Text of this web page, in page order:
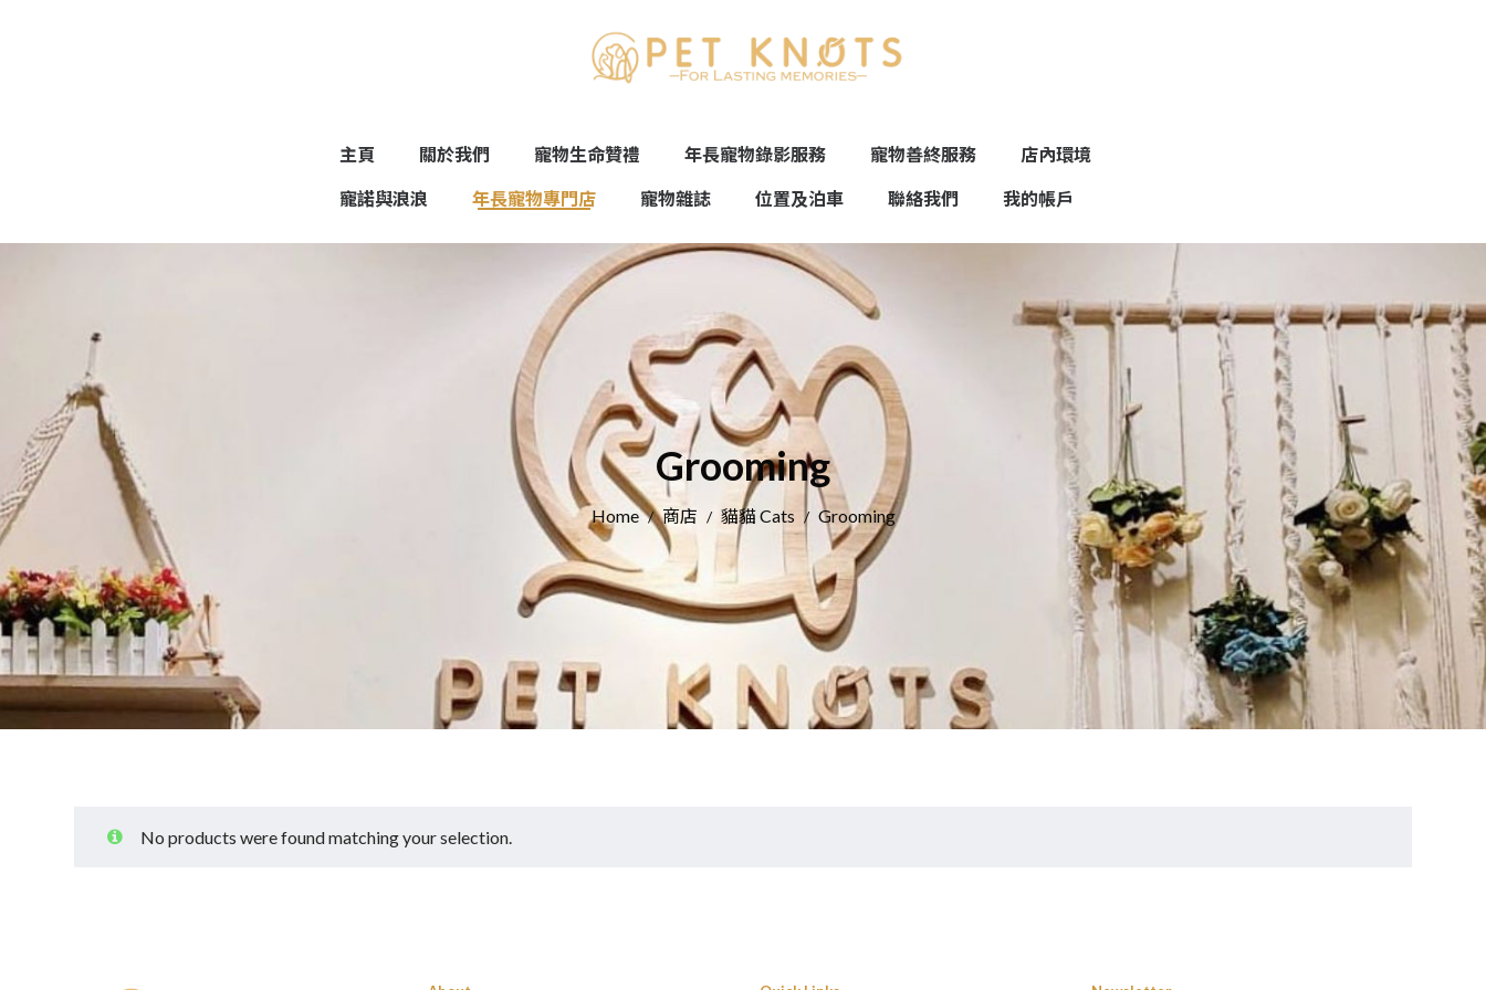
主頁 關於我們 寵物生命贊禮 年長寵物錄影服務 寵物善終服務 店內環境
寵諾與浪浪 年長寵物專門店 寵物雜誌 位置及泊車 聯絡我們 我的帳戶
Grooming
Home / 商店 / 貓貓 Cats / Grooming
No products were found matching your selection.